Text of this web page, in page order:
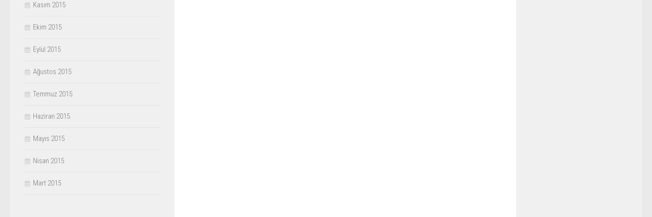
Kasım 2015
Ekim 2015
Eylül 2015
Ağustos 2015
Temmuz 2015
Haziran 2015
Mayıs 2015
Nisan 2015
Mart 2015